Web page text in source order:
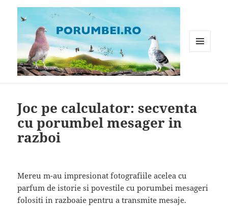
Joc pe calculator: secventa
cu porumbel mesager in
razboi
Mereu m-au impresionat fotografiile acelea cu
parfum de istorie si povestile cu porumbei mesageri
folositi in razboaie pentru a transmite mesaje.